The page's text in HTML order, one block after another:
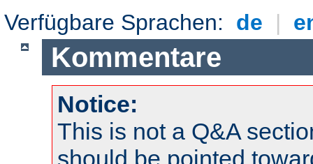
Verfügbare Sprachen: de |
Kommentare
Notice:
This is not a Q&A
should be pointed